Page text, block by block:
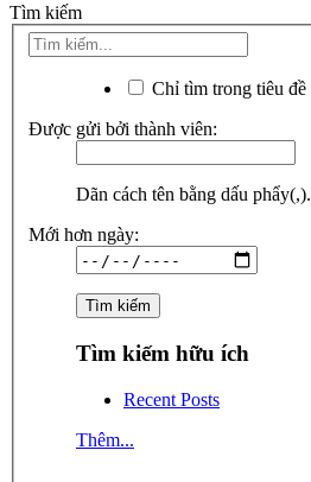
Tìm kiếm
Chỉ tìm trong tiêu đề
Được gửi bởi thành viên:
Dãn cách tên bằng dấu phẩy(,).
Mới hơn ngày:
Tìm kiếm hữu ích
Recent Posts
Thêm...